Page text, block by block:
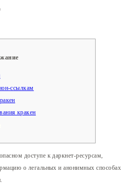
ссылкам
кракен
доступе к даркнет-ресурсам,
о легальных и анонимных способах